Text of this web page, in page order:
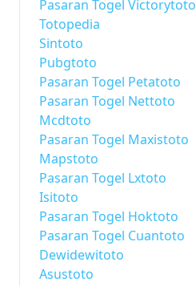
Pasaran Togel Victorytoto
Totopedia
Sintoto
Pubgtoto
Pasaran Togel Petatoto
Pasaran Togel Nettoto
Mcdtoto
Pasaran Togel Maxistoto
Mapstoto
Pasaran Togel Lxtoto
Isitoto
Pasaran Togel Hoktoto
Pasaran Togel Cuantoto
Dewidewitoto
Asustoto